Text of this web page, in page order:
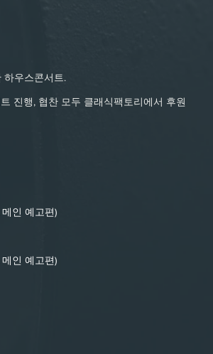
하우스콘서트.
진행, 협찬 모두 클래식팩토리에서 후원
인 예고편)
인 예고편)